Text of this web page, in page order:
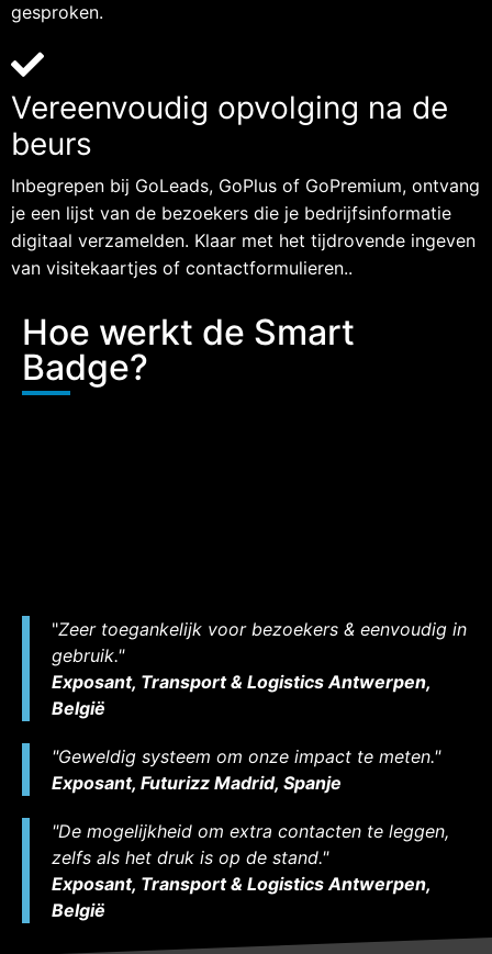
gesproken.
Vereenvoudig opvolging na de
beurs
Inbegrepen bij GoLeads, GoPlus of GoPremium, ontvang
je een lijst van de bezoekers die je bedrijfsinformatie
digitaal verzamelden. Klaar met het tijdrovende ingeven
van visitekaartjes of contactformulieren..
Hoe werkt de Smart
Badge?
"Zeer toegankelijk voor bezoekers & eenvoudig in
gebruik."
Exposant, Transport & Logistics Antwerpen,
België
"Geweldig systeem om onze impact te meten."
Exposant, Futurizz Madrid, Spanje
"De mogelijkheid om extra contacten te leggen,
zelfs als het druk is op de stand."
Exposant, Transport & Logistics Antwerpen,
België